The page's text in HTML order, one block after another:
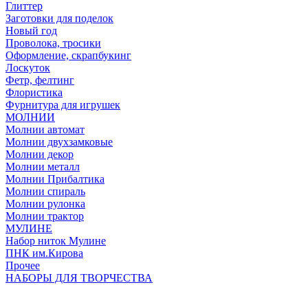
Глиттер
Заготовки для поделок
Новый год
Проволока, тросики
Оформление, скрапбукинг
Лоскуток
Фетр, фелтинг
Флористика
Фурнитура для игрушек
МОЛНИИ
Молнии автомат
Молнии двухзамковые
Молнии декор
Молнии металл
Молнии Прибалтика
Молнии спираль
Молнии рулонка
Молнии трактор
МУЛИНЕ
Набор ниток Мулине
ПНК им.Кирова
Прочее
НАБОРЫ ДЛЯ ТВОРЧЕСТВА